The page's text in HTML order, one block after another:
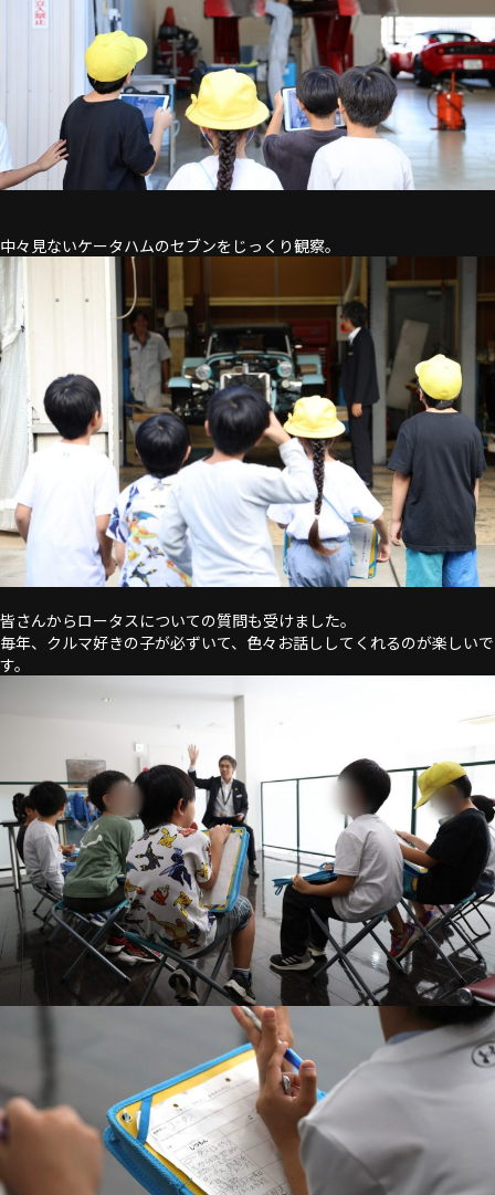
中々見ないケータハムのセブンをじっくり観察。
皆さんからロータスについての質問も受けました。
毎年、クルマ好きの子が必ずいて、色々お話ししてくれるのが楽しいで
す。